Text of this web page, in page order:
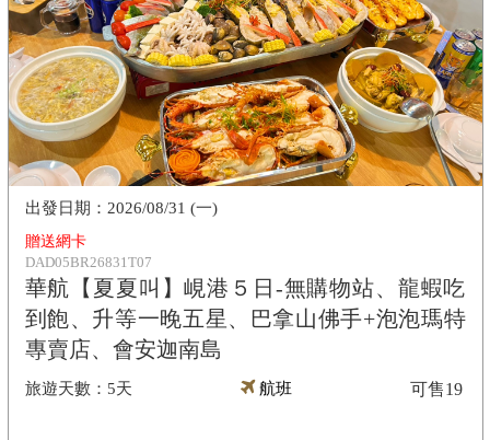
贈送網卡
DAD05BR26831T07
華航【夏夏叫】峴港５日-無購物站、龍蝦吃
到飽、升等一晚五星、巴拿山佛手+泡泡瑪特
專賣店、會安迦南島
5天
2026/08/31 (一)
航班 可售19